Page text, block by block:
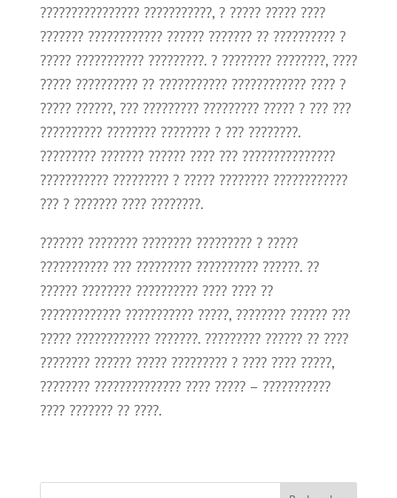
???????????????? ???????????, ? ????? ????? ????
??????? ???????????? ?????? ??????? ?? ?????????? ?
????? ??????????? ?????????. ? ???????? ????????, ????
????? ?????????? ?? ??????????? ???????????? ???? ?
????? ??????, ??? ????????? ????????? ????? ? ??? ???
?????????? ???????? ???????? ? ??? ????????.
????????? ??????? ?????? ???? ??? ???????????????
??????????? ????????? ? ????? ???????? ????????????
??? ? ??????? ???? ????????.
??????? ???????? ???????? ????????? ? ?????
??????????? ??? ????????? ?????????? ??????. ??
?????? ???????? ?????????? ???? ???? ??
????????????? ??????????? ?????, ???????? ?????? ???
????? ???????????? ???????. ????????? ?????? ?? ????
???????? ?????? ????? ????????? ? ???? ???? ?????,
???????? ?????????????? ???? ????? – ???????????
???? ??????? ?? ????.